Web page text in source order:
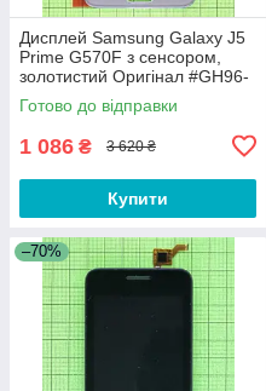
Дисплей Samsung Galaxy J5
Prime G570F з сенсором,
золотистий Оригінал #GH96-
10324A
Готово до відправки
1 086 ₴ 3 620 ₴
Купити
–70%